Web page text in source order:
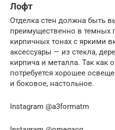
Лофт
Отделка стен должна быть
преимущественно в темных
кирпичных тонах с яркими
аксессуары — из стекла,
кирпича и металла. Так как
потребуется хорошее
и боковое, настольное.
Instagram @a3formatm